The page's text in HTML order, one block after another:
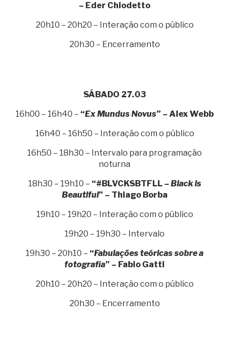
– Eder Chiodetto
20h10 – 20h20 – Interação com o público
20h30 – Encerramento
SÁBADO 27.03
16h00 – 16h40 – “Ex Mundus Novus” – Alex Webb
16h40 – 16h50 – Interação com o público
16h50 – 18h30 – Intervalo para programação
noturna
18h30 – 19h10 – “#BLVCKSBTFLL – Black is
Beautiful” – Thiago Borba
19h10 – 19h20 – Interação com o público
19h20 – 19h30 – Intervalo
19h30 – 20h10 – “Fabulações teóricas sobre a
fotografia” – Fabio Gatti
20h10 – 20h20 – Interação com o público
20h30 – Encerramento